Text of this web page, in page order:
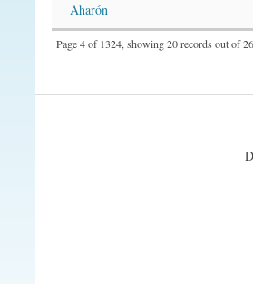
Aharón
Page 4 of 1324, showing 20 records out of